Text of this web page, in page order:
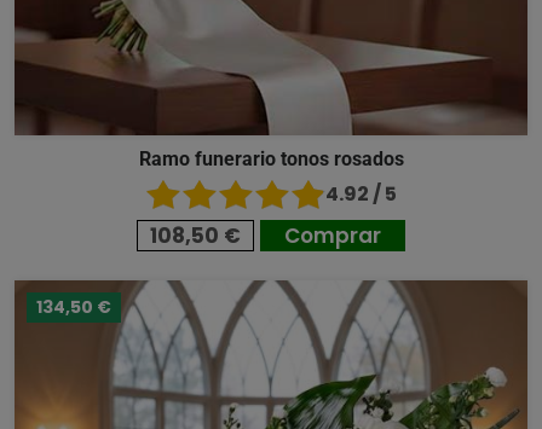
Ramo funerario tonos rosados
4.92 / 5
108,50 € Comprar
134,50 €